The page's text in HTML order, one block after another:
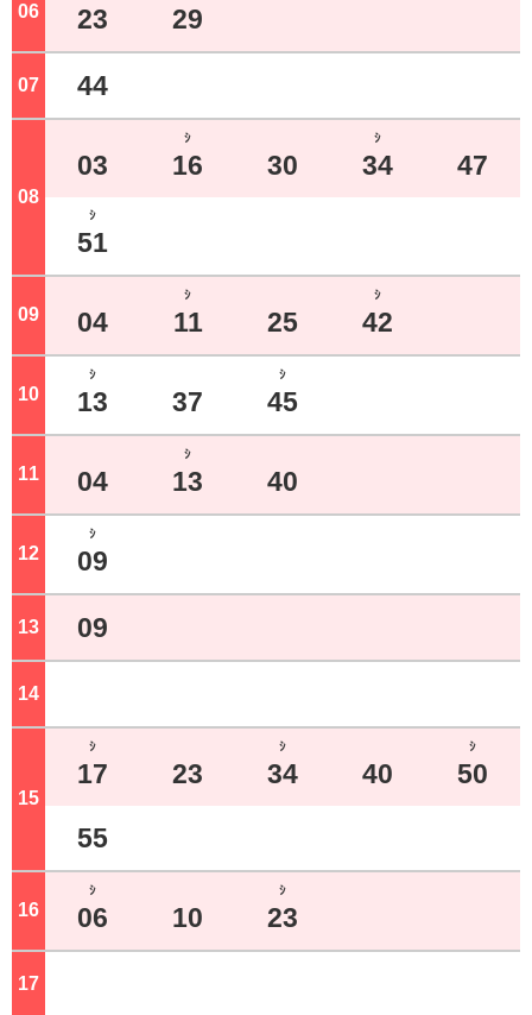
06 23 29
07 44
08
03
ｼ
16 30
ｼ
34 47
ｼ
51
09 04
ｼ
11 25
ｼ
42
10
ｼ
13 37
ｼ
45
11 04
ｼ
13 40
12
ｼ
09
13 09
14
15
ｼ
17 23
ｼ
34 40
ｼ
50
55
16
ｼ
06 10
ｼ
23
17